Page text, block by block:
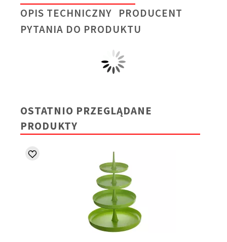
OPIS TECHNICZNY PRODUCENT
PYTANIA DO PRODUKTU
OSTATNIO PRZEGLĄDANE
PRODUKTY